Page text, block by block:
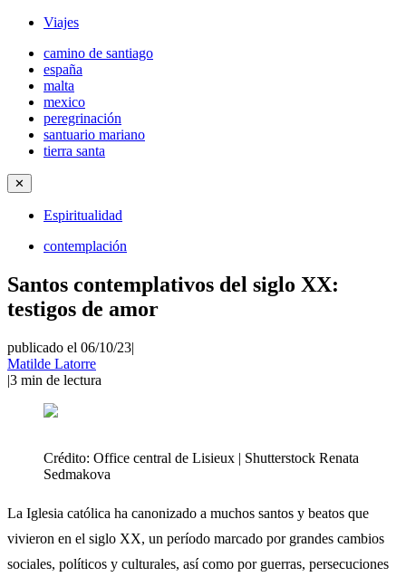
Viajes
camino de santiago
españa
malta
mexico
peregrinación
santuario mariano
tierra santa
✕
Espiritualidad
contemplación
Santos contemplativos del siglo XX:
testigos de amor
publicado el 06/10/23|
Matilde Latorre
|3 min de lectura
Crédito: Office central de Lisieux | Shutterstock Renata
Sedmakova
La Iglesia católica ha canonizado a muchos santos y beatos que
vivieron en el siglo XX, un período marcado por grandes cambios
sociales, políticos y culturales, así como por guerras, persecuciones